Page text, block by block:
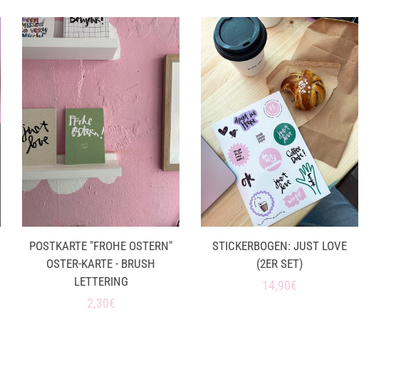
POSTKARTE "FROHE OSTERN"
OSTER-KARTE - BRUSH
LETTERING
Normaler
2,30€
STICKERBOGEN: JUST LOVE
(2ER SET)
Normaler
14,90€